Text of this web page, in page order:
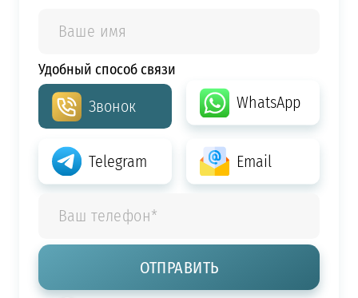
Удобный способ связи
Звонок WhatsApp
Telegram Email